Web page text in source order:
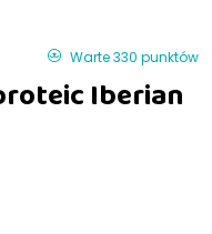
Warte 330 punktów
Iberian